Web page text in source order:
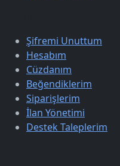
Şifremi Unuttum
Hesabım
Cüzdanım
Beğendiklerim
Siparişlerim
İlan Yönetimi
Destek Taleplerim